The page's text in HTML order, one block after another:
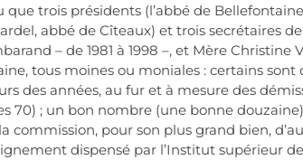
que trois présidents (l’abbé de
abbé de Cîteaux) et trois secrétaires
– de 1981 à 1998 –, et Mère
tous moines ou moniales : certains sont
des années, au fur et à mesure des
70) ; un bon nombre (une bonne
commission, pour son plus grand bien,
dispensé par l’Institut supérieur